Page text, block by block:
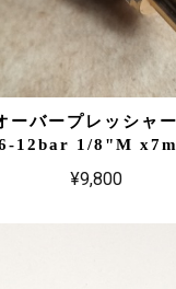
ーバープレッシャ
12bar 1/8"M
¥9,800